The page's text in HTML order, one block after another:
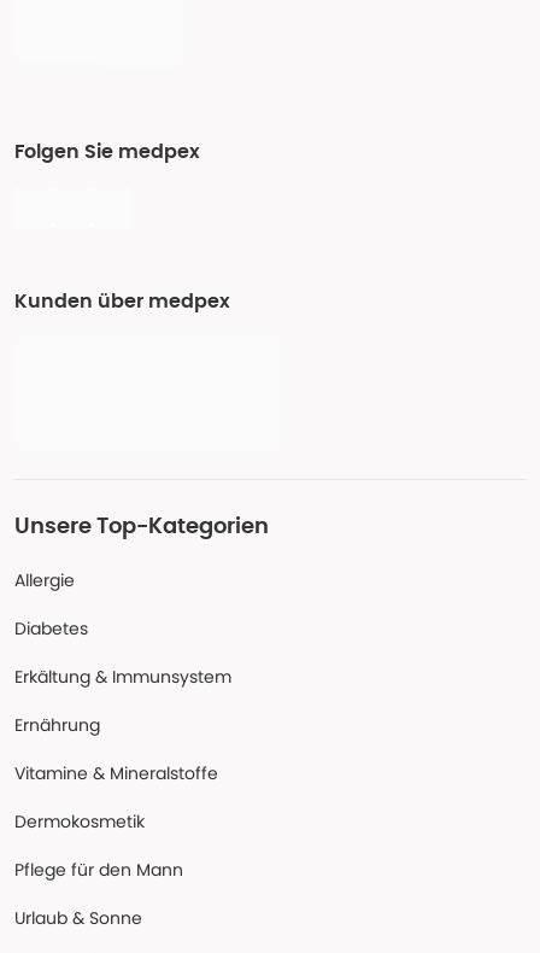
Folgen Sie medpex
Kunden über medpex
Unsere Top-Kategorien
Allergie
Diabetes
Erkältung & Immunsystem
Ernährung
Vitamine & Mineralstoffe
Dermokosmetik
Pflege für den Mann
Urlaub & Sonne